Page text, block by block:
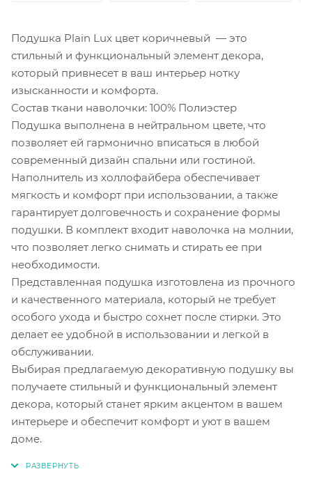
Подушка Plain Lux цвет коричневый — это
стильный и функциональный элемент декора,
который привнесет в ваш интерьер нотку
изысканности и комфорта.
Состав ткани наволочки: 100% Полиэстер
Подушка выполнена в нейтральном цвете, что
позволяет ей гармонично вписаться в любой
современный дизайн спальни или гостиной.
Наполнитель из холлофайбера обеспечивает
мягкость и комфорт при использовании, а также
гарантирует долговечность и сохранение формы
подушки. В комплект входит наволочка на молнии,
что позволяет легко снимать и стирать ее при
необходимости.
Представленная подушка изготовлена из прочного
и качественного материала, который не требует
особого ухода и быстро сохнет после стирки. Это
делает ее удобной в использовании и легкой в
обслуживании.
Выбирая предлагаемую декоративную подушку вы
получаете стильный и функциональный элемент
декора, который станет ярким акцентом в вашем
интерьере и обеспечит комфорт и уют в вашем
доме.